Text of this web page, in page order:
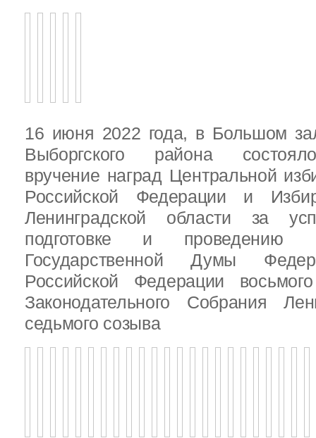
16 июня 2022 года, в Большом
Выборгского района
вручение наград Центральной
Российской Федерации и
Ленинградской области за
подготовке и проведению
Государственной Думы
Российской Федерации
Законодательного Собрания
седьмого созыва